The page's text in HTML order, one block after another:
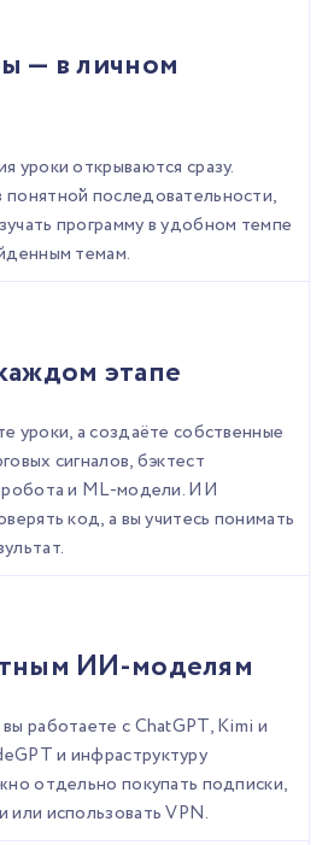
— в личном
уроки открываются сразу.
последовательности,
программу в удобном темпе
темам.
этапе
уроки, а создаёте собственные
сигналов, бэктест
робота и ML-модели. ИИ
код, а вы учитесь понимать
ИИ-моделям
работаете с ChatGPT, Kimi и
и инфраструктуру
отдельно покупать подписки,
или использовать VPN.